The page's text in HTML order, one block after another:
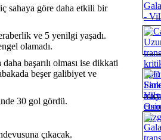
sahaya göre daha etkili bir
ve 5 yenilgi yaşadı.
olamadı.
başarılı olması ise dikkati
beşer galibiyet ve
30 gol gördü.
çıkacak.